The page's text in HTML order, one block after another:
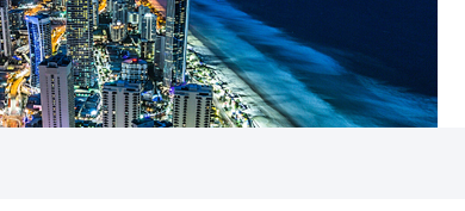
西班牙非盈利移民项目
马耳他永居项目
马来西亚第二家园计划